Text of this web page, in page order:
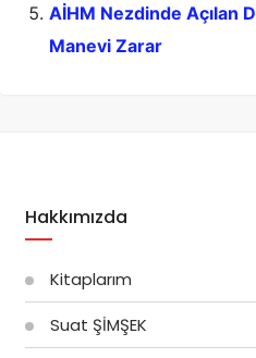
AİHM Nezdinde Açılan
Manevi Zarar
Hakkımızda
Kitaplarım
Suat ŞİMŞEK